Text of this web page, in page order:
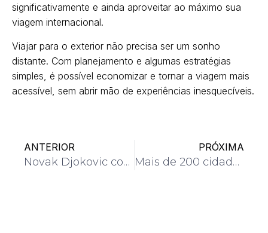
significativamente e ainda aproveitar ao máximo sua
viagem internacional.
Viajar para o exterior não precisa ser um sonho
distante. Com planejamento e algumas estratégias
simples, é possível economizar e tornar a viagem mais
acessível, sem abrir mão de experiências inesquecíveis.
ANTERIOR
Novak Djokovic conquista o US Open e se torna o maior campeão de Grand Slams da história
PRÓXIMA
Mais de 200 cidades no Brasil têm umidade menor ou igual à verificada em desertos como o Saara